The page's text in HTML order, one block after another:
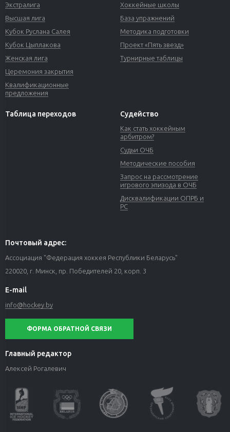
Экстралига
Высшая лига
Кубок Руслана Салея
Кубок Цыплакова
Женская лига
Церемония закрытия
Квалификационные
предложения
Хоккейные школы
База упражнений
Методика подготовки
Проект «Пять звезд»
Турнирные таблицы
Таблица переходов Судейство
Как стать хоккейным
арбитром?
Судьи ОЧБ
Методические пособия
Запрос на рассмотрение
игрового эпизода в ОЧБ
Дисквалификации ОПРБ и
РС
Почтовый адрес:
Ассоциация "Федерация хоккея Республики Беларусь"
220020, г. Минск, пр. Победителей 20, корп. 3
E-mail
info@hockey.by
ФОРМА ОБРАТНОЙ СВЯЗИ
Главный редактор
Алексей Рогалевич